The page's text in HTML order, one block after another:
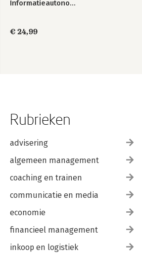
Informatieautonomie
€ 24,99
Rubrieken
advisering
algemeen management
coaching en trainen
communicatie en media
economie
financieel management
inkoop en logistiek